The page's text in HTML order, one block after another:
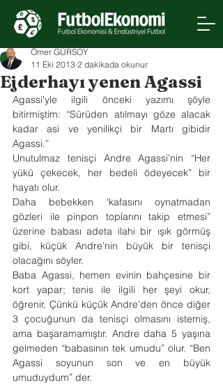
Ejderhayı yenen Agassi
Ömer GÜRSOY
11 Eki 2013 2 dakikada okunur
Agassi'yle ilgili önceki yazımı şöyle
bitirmiştim: “Sürüden atılmayı göze alacak
kadar asi ve yenilikçi bir Martı gibidir
Agassi.”
Unutulmaz tenisçi Andre Agassi’nin “Her
yükü çekecek, her bedeli ödeyecek” bir
hayatı olur.
Daha bebekken ‘kafasını oynatmadan
gözleri ile pinpon toplarını takip etmesi”
üzerine babası adeta ilahi bir ışık görmüş
gibi, küçük Andre’nin büyük bir tenisçi
olacağını söyler.
Baba Agassi, hemen evinin bahçesine bir
kort yapar; tenis ile ilgili her şeyi okur,
öğrenir, Çünkü küçük Andre’den önce diğer
3 çocuğunun da tenisçi olmasını istemiş,
ama başaramamıştır. Andre daha 5 yaşına
gelmeden “babasının tek umudu” olur. “Ben
Agassi soyunun son ve en büyük
umuduydum” der.